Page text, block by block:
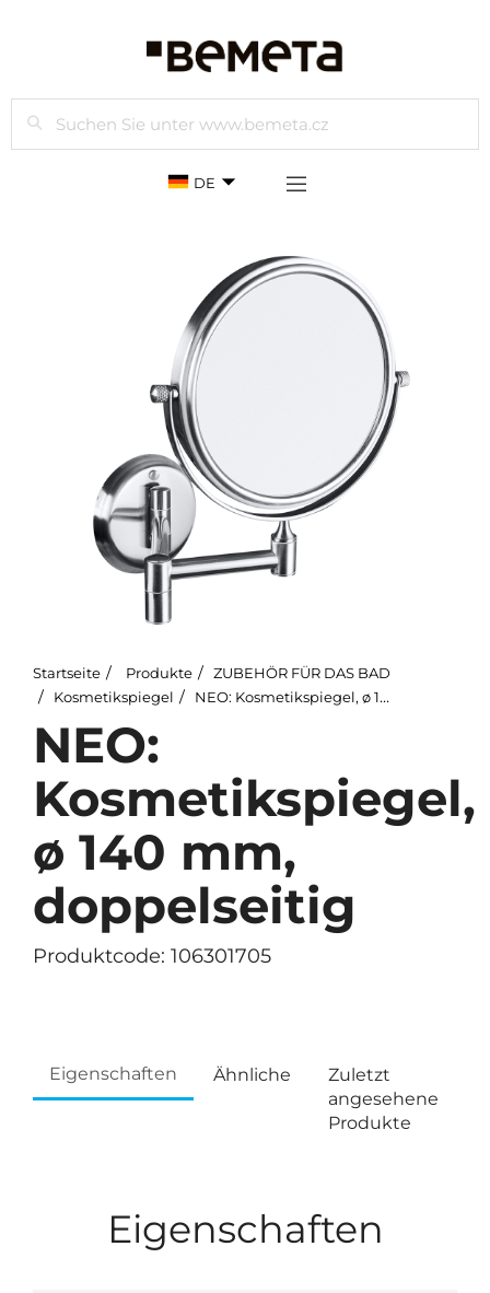
Suchen
DE
Startseite Produkte
ZUBEHÖR FÜR DAS BAD
Kosmetikspiegel
NEO: Kosmetikspiegel, ø 140 mm, doppelseitig
NEO:
Kosmetikspiegel,
ø 140 mm,
doppelseitig
Produktcode: 106301705
Eigenschaften Ähnliche
Zuletzt
angesehene
Produkte
Eigenschaften